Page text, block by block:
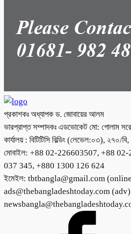
প্রকাশকঃ অধ্যাপক ড. জোবায়ের আলম
ভারপ্রাপ্ত সম্পাদকঃ এডভোকেট মো: গোলাম
কার্যালয় : বিটিটিসি বিল্ডিং (লেভেল:০৩),
মোবাইল: +88 02-226603507, +88
037 345, +880 1300 126 624
ইমেইল: tbtbangla@gmail.com
ads@thebangladeshtoday.com (adv)